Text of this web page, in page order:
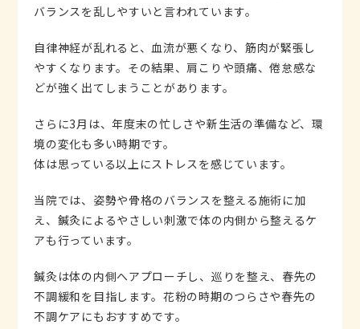
バランスを乱しやすいと言われています。
自律神経が乱れると、血流が悪くなり、筋肉が緊張し
やすくなります。その結果、肩こりや頭痛、倦怠感な
どが強く出てしまうことがあります。
さらに3月は、年度末の忙しさや新生活の準備など、環
境の変化も多い時期です。
体は思っている以上にストレスを感じています。
当院では、姿勢や骨格のバランスを整える施術に加
え、鍼灸によるやさしい刺激で体の内側から整えるケ
アも行っています。
鍼灸は体の内側へアプローチし、巡りを整え、春先の
不調緩和を目指します。花粉の時期のつらさや春先の
不調ケアにもおすすめです。